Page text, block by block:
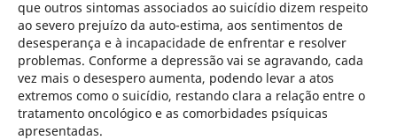
que outros sintomas associados ao suicídio dizem respeito
ao severo prejuízo da auto-estima, aos sentimentos de
desesperança e à incapacidade de enfrentar e resolver
problemas. Conforme a depressão vai se agravando, cada
vez mais o desespero aumenta, podendo levar a atos
extremos como o suicídio, restando clara a relação entre o
tratamento oncológico e as comorbidades psíquicas
apresentadas.